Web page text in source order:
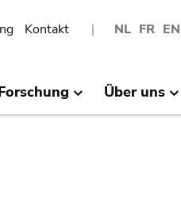
NL FR EN
Kontakt
Über uns